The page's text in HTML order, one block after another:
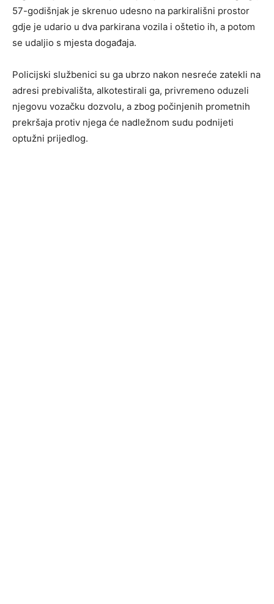
57-godišnjak je skrenuo udesno na parkirališni prostor
gdje je udario u dva parkirana vozila i oštetio ih, a potom
se udaljio s mjesta događaja.
Policijski službenici su ga ubrzo nakon nesreće zatekli na
adresi prebivališta, alkotestirali ga, privremeno oduzeli
njegovu vozačku dozvolu, a zbog počinjenih prometnih
prekršaja protiv njega će nadležnom sudu podnijeti
optužni prijedlog.